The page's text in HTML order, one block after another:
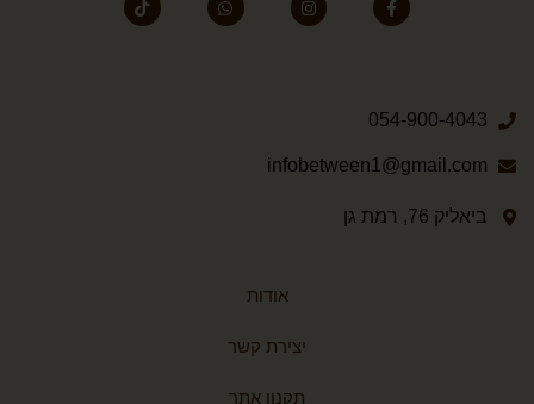
054-900-4043
infobetween1@gmail.com
ביאליק 76, רמת גן
אודות
יצירת קשר
תקנון אתר